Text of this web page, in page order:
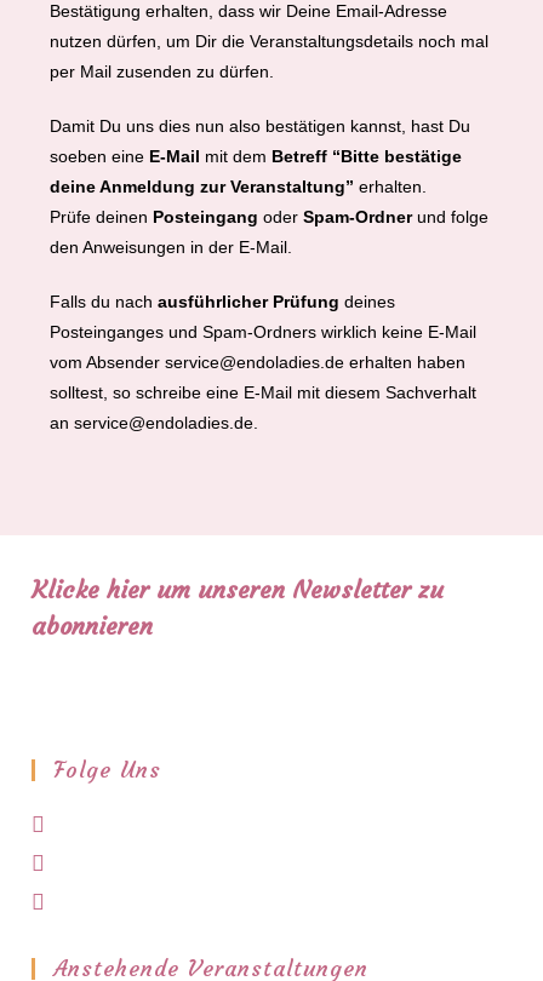
Bestätigung erhalten, dass wir Deine Email-Adresse
nutzen dürfen, um Dir die Veranstaltungsdetails noch mal
per Mail zusenden zu dürfen.
Damit Du uns dies nun also bestätigen kannst, hast Du
soeben eine E-Mail mit dem Betreff “Bitte bestätige
deine Anmeldung zur Veranstaltung”erhalten.
Prüfe deinen PosteingangoderSpam-Ordnerund folge
den Anweisungen in der E-Mail.
Falls du nachausführlicher Prüfung deines
Posteinganges und Spam-Ordners wirklich keine E-Mail
vom Absender service@endoladies.de erhalten haben
solltest, so schreibe eine E-Mail mit diesem Sachverhalt
an service@endoladies.de.
Klicke hier um unseren Newsletter zu
abonnieren
Folge Uns
Anstehende Veranstaltungen